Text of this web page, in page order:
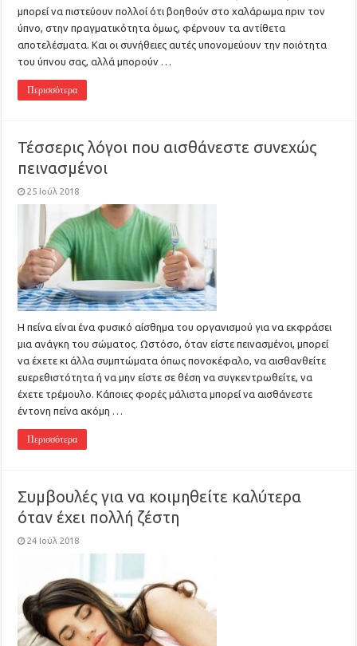
μπορεί να πιστεύουν πολλοί ότι βοηθούν στο χαλάρωμα πριν τον
ύπνο, στην πραγματικότητα όμως, φέρνουν τα αντίθετα
αποτελέσματα. Και οι συνήθειες αυτές υπονομεύουν την ποιότητα
του ύπνου σας, αλλά μπορούν …
Περισσότερα
Τέσσερις λόγοι που αισθάνεστε συνεχώς
πεινασμένοι
25 Ιούλ 2018
Η πείνα είναι ένα φυσικό αίσθημα του οργανισμού για να εκφράσει
μια ανάγκη του σώματος. Ωστόσο, όταν είστε πεινασμένοι, μπορεί
να έχετε κι άλλα συμπτώματα όπως πονοκέφαλο, να αισθανθείτε
ευερεθιστότητα ή να μην είστε σε θέση να συγκεντρωθείτε, να
έχετε τρέμουλο. Κάποιες φορές μάλιστα μπορεί να αισθάνεστε
έντονη πείνα ακόμη …
Περισσότερα
Συμβουλές για να κοιμηθείτε καλύτερα
όταν έχει πολλή ζέστη
24 Ιούλ 2018